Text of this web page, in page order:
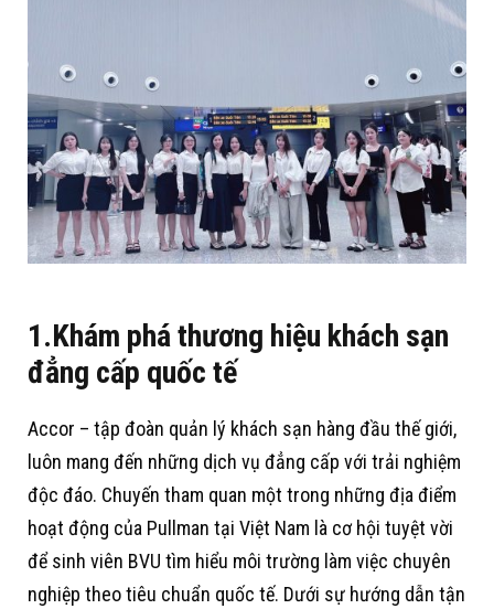
1.Khám phá thương hiệu khách sạn
đẳng cấp quốc tế
Accor – tập đoàn quản lý khách sạn hàng đầu thế giới,
luôn mang đến những dịch vụ đẳng cấp với trải nghiệm
độc đáo. Chuyến tham quan một trong những địa điểm
hoạt động của Pullman tại Việt Nam là cơ hội tuyệt vời
để sinh viên BVU tìm hiểu môi trường làm việc chuyên
nghiệp theo tiêu chuẩn quốc tế. Dưới sự hướng dẫn tận